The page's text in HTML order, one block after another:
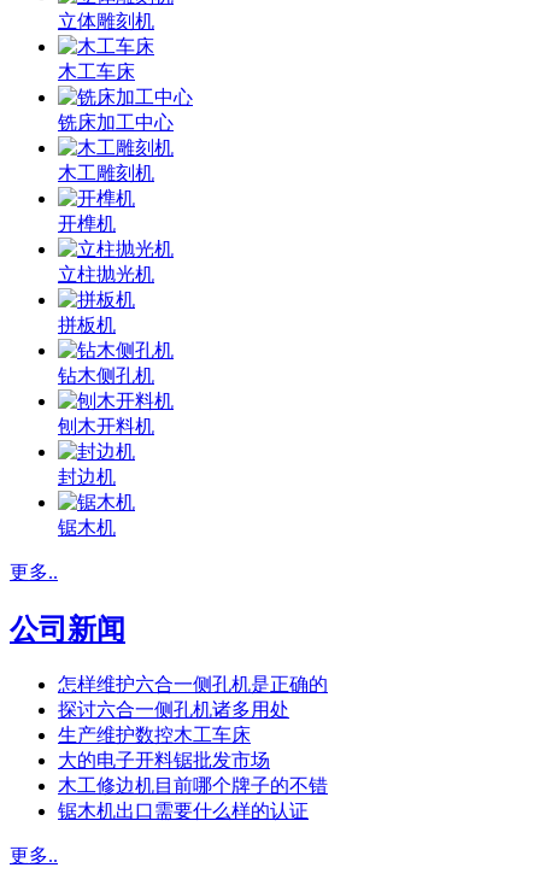
立体雕刻机
木工车床
铣床加工中心
木工雕刻机
开榫机
立柱抛光机
拼板机
钻木侧孔机
刨木开料机
封边机
锯木机
更多..
公司新闻
怎样维护六合一侧孔机是正确的
探讨六合一侧孔机诸多用处
生产维护数控木工车床
大的电子开料锯批发市场
木工修边机目前哪个牌子的不错
锯木机出口需要什么样的认证
更多..